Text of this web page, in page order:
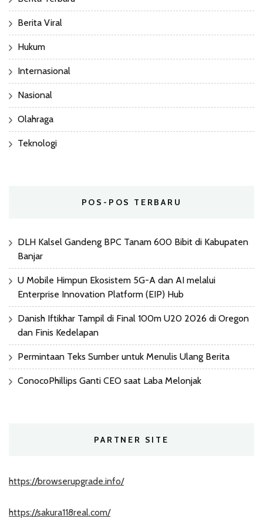
Berita Viral
Hukum
Internasional
Nasional
Olahraga
Teknologi
POS-POS TERBARU
DLH Kalsel Gandeng BPC Tanam 600 Bibit di Kabupaten
Banjar
U Mobile Himpun Ekosistem 5G-A dan AI melalui
Enterprise Innovation Platform (EIP) Hub
Danish Iftikhar Tampil di Final 100m U20 2026 di Oregon
dan Finis Kedelapan
Permintaan Teks Sumber untuk Menulis Ulang Berita
ConocoPhillips Ganti CEO saat Laba Melonjak
PARTNER SITE
https://browserupgrade.info/
https://sakura118real.com/